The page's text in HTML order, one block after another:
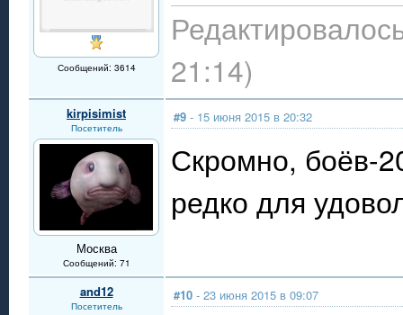
Сообщений: 3614
21:14)
kirpisimist
Посетитель
Москва
Сообщений: 71
#9 - 15 июня 2015 в 20:32
Скромно, боёв-
редко для
and12
Посетитель
#10 - 23 июня 2015 в 09:07